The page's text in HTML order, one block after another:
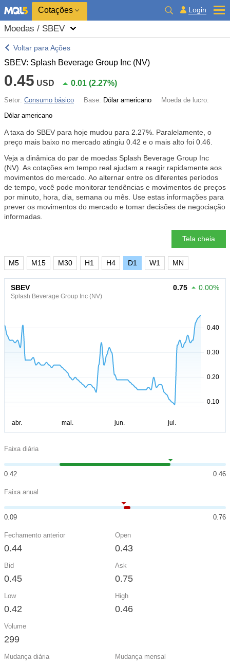
Cotações Login
Moedas / SBEV
Voltar para Ações
SBEV: Splash Beverage Group Inc (NV)
0.45 USD 0.01 (2.27%)
Setor: Consumo básico Base: Dólar americano
Moeda de lucro:
Dólar americano
A taxa do SBEV para hoje mudou para 2.27% . Paralelamente, o
preço mais baixo no mercado atingiu 0.42 e o mais alto foi 0.46.
Veja a dinâmica do par de moedas Splash Beverage Group Inc
(NV). As cotações em tempo real ajudam a reagir rapidamente aos
movimentos do mercado. Ao alternar entre os diferentes períodos
de tempo, você pode monitorar tendências e movimentos de preços
por minuto, hora, dia, semana ou mês. Use estas informações para
prever os movimentos do mercado e tomar decisões de negociação
informadas.
Tela cheia
M5 M15 M30 H1 H4 D1 W1 MN
SBEV
Splash Beverage Group Inc (NV)
0.75 0.00%
Faixa diária
0.42 0.46
Faixa anual
0.09 0.76
Fechamento anterior
0.44
Open
0.43
Bid
0.45
Ask
0.75
Low
0.42
High
0.46
Volume
299
Mudança diária Mudança mensal